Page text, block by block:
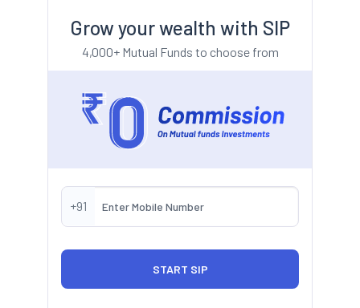
Grow your wealth with SIP
4,000+ Mutual Funds to choose from
+91